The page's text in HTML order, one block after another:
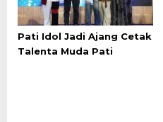
Pati Idol Jadi Ajang Cetak
Talenta Muda Pati